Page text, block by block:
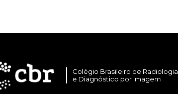
Colégio Brasileiro de Radiologia
e Diagnóstico por Imagem